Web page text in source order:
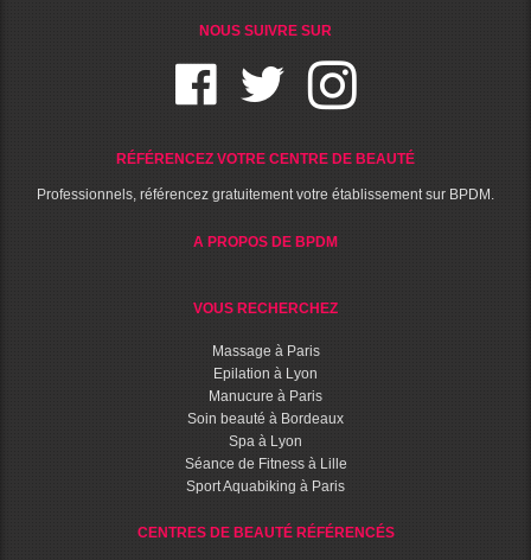
NOUS SUIVRE SUR
RÉFÉRENCEZ VOTRE CENTRE DE BEAUTÉ
Professionnels, référencez gratuitement votre établissement sur BPDM.
A PROPOS DE BPDM
VOUS RECHERCHEZ
Massage à Paris
Epilation à Lyon
Manucure à Paris
Soin beauté à Bordeaux
Spa à Lyon
Séance de Fitness à Lille
Sport Aquabiking à Paris
CENTRES DE BEAUTÉ RÉFÉRENCÉS